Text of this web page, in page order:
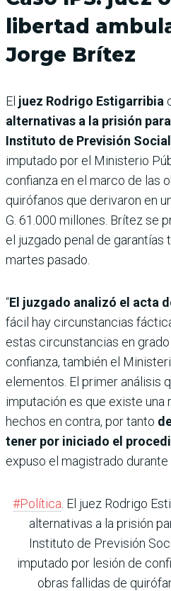
libertad
Jorge Brítez
El juez Rodrigo Estigarribia
alternativas a la prisión
Instituto de Previsión
imputado por el Ministerio
confianza en el marco de las
quirófanos que derivaron en
G. 61.000 millones. Brítez se
el juzgado penal de garantías
martes pasado.
“El juzgado analizó el acta
fácil hay circunstancias
estas circunstancias en
confianza, también el
elementos. El primer análisis
imputación es que existe una
hechos en contra, por tanto
tener por iniciado el
expuso el magistrado durante
#Política . El juez Rodrigo
alternativas a la prisión
Instituto de Previsión
imputado por lesión de
obras fallidas de